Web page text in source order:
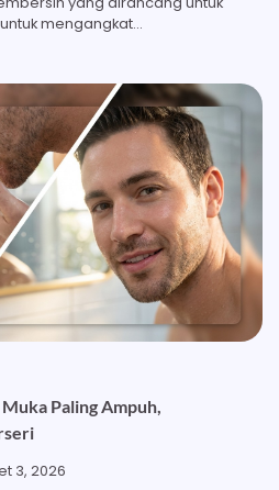
mengangkat…
Muka Paling Ampuh,
3, 2026